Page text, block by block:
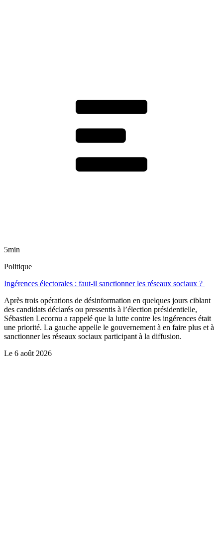
5min
Politique
Ingérences électorales : faut-il sanctionner les réseaux sociaux ?
Après trois opérations de désinformation en quelques jours ciblant
des candidats déclarés ou pressentis à l’élection présidentielle,
Sébastien Lecornu a rappelé que la lutte contre les ingérences était
une priorité. La gauche appelle le gouvernement à en faire plus et à
sanctionner les réseaux sociaux participant à la diffusion.
Le 6 août 2026